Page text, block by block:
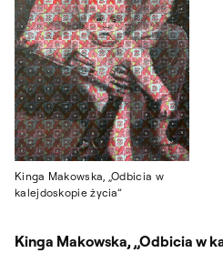
Kinga Makowska, „Odbicia w
kalejdoskopie życia”
Kinga Makowska, „Odbicia w